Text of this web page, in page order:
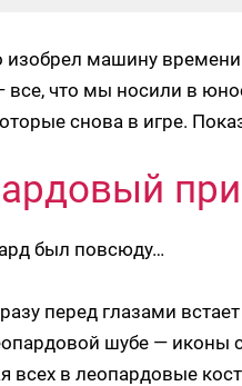
изобрел машину
все, что мы носили в
снова в игре.
был повсюду…
перед глазами
шубе — иконы
всех в леопардовые